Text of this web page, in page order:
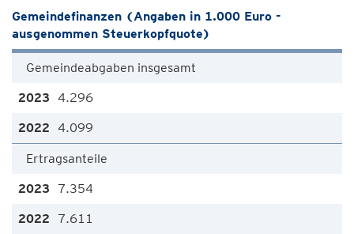
Gemeindefinanzen (Angaben in 1.000 Euro -
ausgenommen Steuerkopfquote)
Gemeindeabgaben insgesamt
4.296
4.099
Ertragsanteile
7.354
7.611